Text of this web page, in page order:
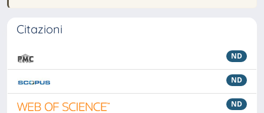
Citazioni
ND
ND
ND